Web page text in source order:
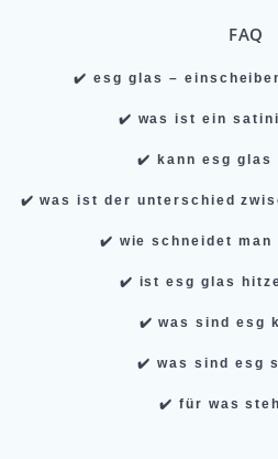
FAQ
✔️ esg glas –
✔️ was ist ein
✔️ kann esg glas
✔️ was ist der unterschied
✔️ wie schneidet man
✔️ ist esg glas
✔️ was sind esg
✔️ was sind esg
✔️ für was